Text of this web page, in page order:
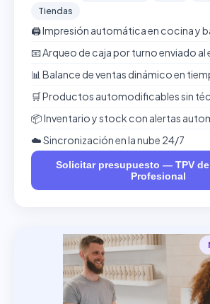
Tiendas
🖨️ Impresión automática en cocina y
📧 Arqueo de caja por turno enviado al
📊 Balance de ventas dinámico en
🛒 Productos automodificables sin
📦 Inventario y stock con alertas
☁️ Sincronización en la nube 24/7
Solicitar presupuesto — TPV
Profesional